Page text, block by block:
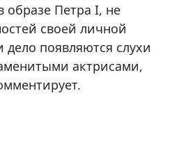
образе Петра I, не
своей личной
появляются слухи
актрисами,